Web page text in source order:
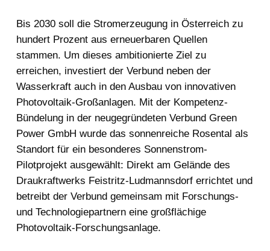
Bis 2030 soll die Stromerzeugung in Österreich zu
hundert Prozent aus erneuerbaren Quellen
stammen. Um dieses ambitionierte Ziel zu
erreichen, investiert der Verbund neben der
Wasserkraft auch in den Ausbau von innovativen
Photovoltaik-Großanlagen. Mit der Kompetenz-
Bündelung in der neugegründeten Verbund Green
Power GmbH wurde das sonnenreiche Rosental als
Standort für ein besonderes Sonnenstrom-
Pilotprojekt ausgewählt: Direkt am Gelände des
Draukraftwerks Feistritz-Ludmannsdorf errichtet und
betreibt der Verbund gemeinsam mit Forschungs-
und Technologiepartnern eine großflächige
Photovoltaik-Forschungsanlage.